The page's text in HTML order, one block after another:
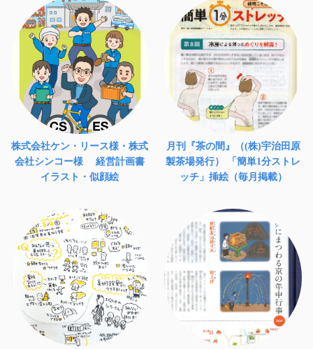
株式会社ケン・リース様・株式
会社シンコー様 経営計画書
イラスト・似顔絵
月刊『茶の間』（(株)宇治田原
製茶場発行） 「簡単1分ストレ
ッチ」挿絵（毎月掲載）